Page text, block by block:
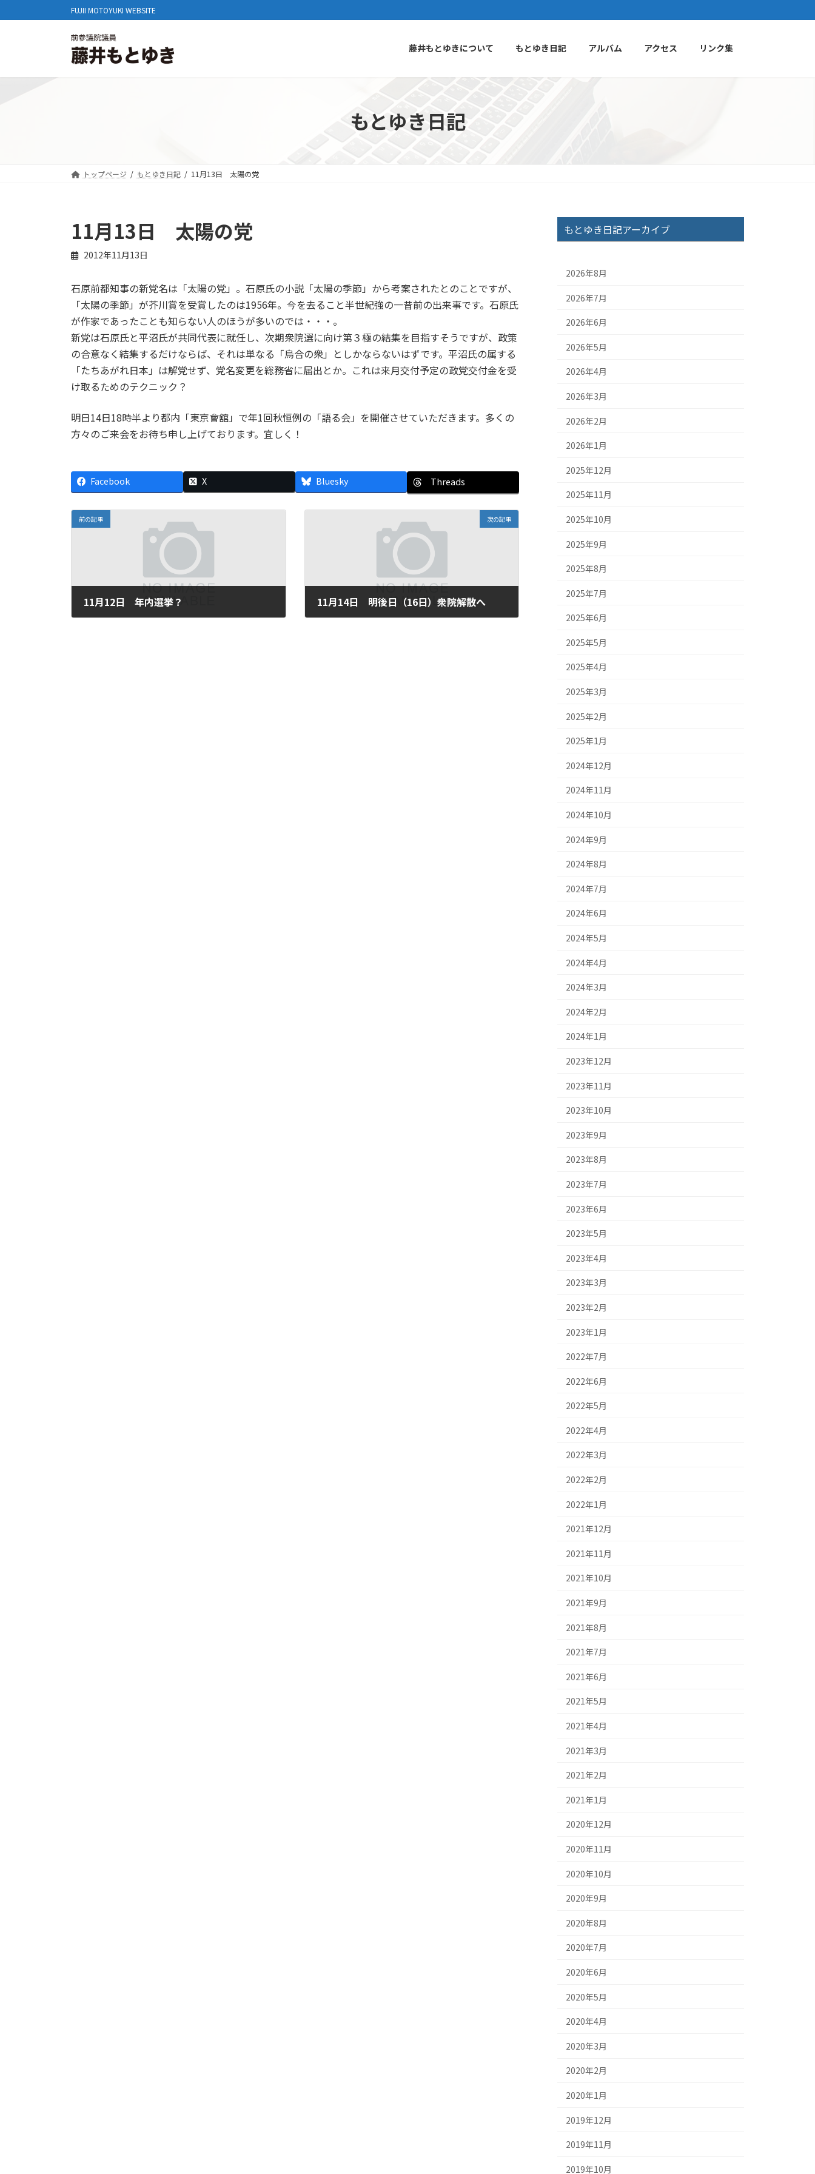
ン
へ
ビ
ョ
FUJII MOTOYUKI WEBSITE
藤井もとゆきについて もとゆき日記 アルバム アクセス リンク集
もとゆき日記
トップページ もとゆき日記 11月13日 太陽の党
11月13日 太陽の党
2012年11月13日
石原前都知事の新党名は「太陽の党」。石原氏の小説「太陽の季節」から考案されたとのことですが、
「太陽の季節」が芥川賞を受賞したのは1956年。今を去ること半世紀強の一昔前の出来事です。石原氏
が作家であったことも知らない人のほうが多いのでは・・・。
新党は石原氏と平沼氏が共同代表に就任し、次期衆院選に向け第３極の結集を目指すそうですが、政策
の合意なく結集するだけならば、それは単なる「烏合の衆」としかならないはずです。平沼氏の属する
「たちあがれ日本」は解党せず、党名変更を総務省に届出とか。これは来月交付予定の政党交付金を受
け取るためのテクニック？
明日14日18時半より都内「東京會舘」で年1回秋恒例の「語る会」を開催させていただきます。多くの
方々のご来会をお待ち申し上げております。宜しく！
Facebook X Bluesky Threads
前の記事
11月12日 年内選挙？
次の記事
11月14日 明後日（16日）衆院解散へ
もとゆき日記アーカイブ
2026年8月
2026年7月
2026年6月
2026年5月
2026年4月
2026年3月
2026年2月
2026年1月
2025年12月
2025年11月
2025年10月
2025年9月
2025年8月
2025年7月
2025年6月
2025年5月
2025年4月
2025年3月
2025年2月
2025年1月
2024年12月
2024年11月
2024年10月
2024年9月
2024年8月
2024年7月
2024年6月
2024年5月
2024年4月
2024年3月
2024年2月
2024年1月
2023年12月
2023年11月
2023年10月
2023年9月
2023年8月
2023年7月
2023年6月
2023年5月
2023年4月
2023年3月
2023年2月
2023年1月
2022年7月
2022年6月
2022年5月
2022年4月
2022年3月
2022年2月
2022年1月
2021年12月
2021年11月
2021年10月
2021年9月
2021年8月
2021年7月
2021年6月
2021年5月
2021年4月
2021年3月
2021年2月
2021年1月
2020年12月
2020年11月
2020年10月
2020年9月
2020年8月
2020年7月
2020年6月
2020年5月
2020年4月
2020年3月
2020年2月
2020年1月
2019年12月
2019年11月
2019年10月